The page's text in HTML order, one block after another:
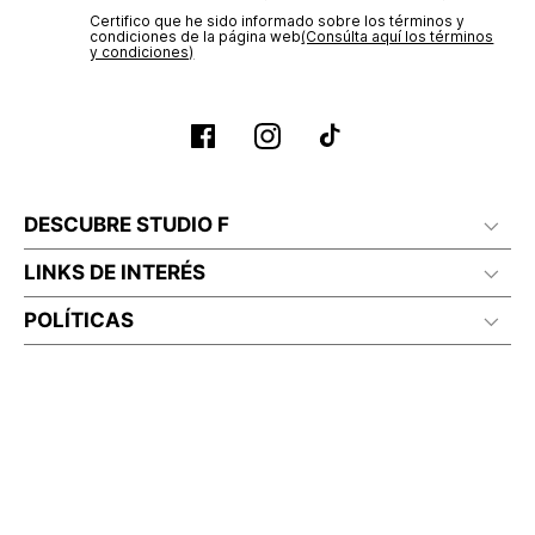
Certifico que he sido informado sobre los términos y
condiciones de la página web‎(Consúlta aquí los términos
y condiciones)
DESCUBRE STUDIO F
LINKS DE INTERÉS
POLÍTICAS